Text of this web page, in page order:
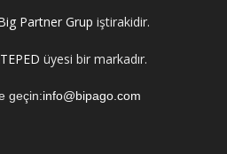
iştirakidir.
üyesi bir markadır.
geçin:info@bipago.com